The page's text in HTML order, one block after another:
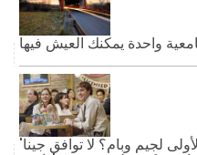
واحدة يمكنك العيش فيها
'المكتب': متى كانت القبلة الأولى لجيم وبام؟ لا توافق جينا